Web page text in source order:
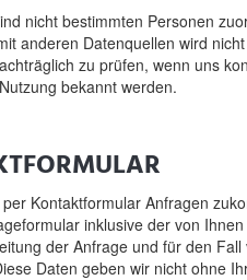
nicht bestimmten Personen
anderen Datenquellen wird
zu prüfen, wenn uns
bekannt werden.
Kontaktformular Anfragen
inklusive der von
der Anfrage und für den
Daten geben wir nicht ohne